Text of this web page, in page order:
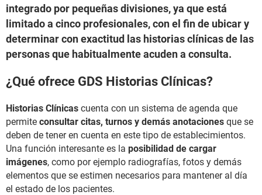
integrado por pequeñas divisiones, ya que está
limitado a cinco profesionales, con el fin de ubicar y
determinar con exactitud las historias clínicas de las
personas que habitualmente acuden a consulta.
¿Qué ofrece GDS Historias Clínicas?
Historias Clínicas cuenta con un sistema de agenda que
permite consultar citas, turnos y demás anotaciones que se
deben de tener en cuenta en este tipo de establecimientos.
Una función interesante es la posibilidad de cargar
imágenes, como por ejemplo radiografías, fotos y demás
elementos que se estimen necesarios para mantener al día
el estado de los pacientes.